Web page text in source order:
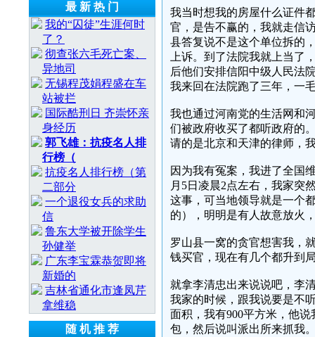
最 新 热 门
我的“囚徒”生涯何时
了？
彻查张六毛死亡案、
异地司
无锡程茂娟程盛在车
站被拦
国际酷刑日 齐崇怀亲
身经历
郭飞雄：抗疫名人排
行榜（
抗疫名人排行榜（第
二部分
一个退役女兵的求助
信
鲁东大学被开除学生
孙健举
广东李宝霖恭贺即将
新婚的
吉林省通化市逢凤芹
拿维稳
随 机 推 荐
我当时想我的房屋什么证件
官，是告不赢的，我就走信
县答复说不是这个单位拆的
上诉。到了法院我就上当了
后他们安排信阳中级人民法
我来回在法院跑了三年，一
我也通过河南党的生活网和
们被政府收买了都听政府的
请的是北京和天津的律师，
因为我有冤案，我进了全国
月5日凌晨2点左右，我家突
这事，可当地领导就是一个
的），明明是有人故意放火
罗山县一窝的贪官想害我，
钱买官，现在有几个都升到
就拿李清忠出来说说吧，李
我家的时候，跟我说要是不
面积，我有900平方米，他
包，然后说叫派出所来抓我